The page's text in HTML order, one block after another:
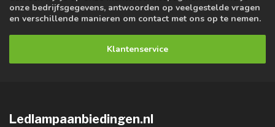
onze bedrijfsgegevens, antwoorden op veelgestelde vragen
en verschillende manieren om contact met ons op te nemen.
Klantenservice
Ledlampaanbiedingen.nl